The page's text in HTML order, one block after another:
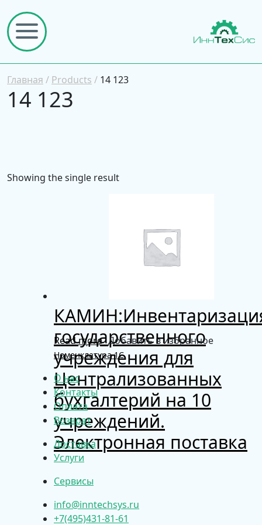
Главная / Products / 14 123
14 123
Showing the single result
государственного
учреждения для
Централизованных
бухгалтерий на 10
учреждений.
Электронная поставка
Read more Добавить в избранное
Номенклатура 1С
О нас
Контакты
Оплата
Возврат
Доставка
Услуги
Сервисы
info@inntechsys.ru
+7(495)431-81-61